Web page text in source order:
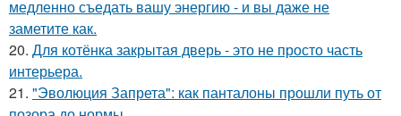
медленно съедать вашу энергию - и вы даже не
заметите как.
20. Для котёнка закрытая дверь - это не просто часть
интерьера.
21. "Эволюция Запрета": как панталоны прошли путь от